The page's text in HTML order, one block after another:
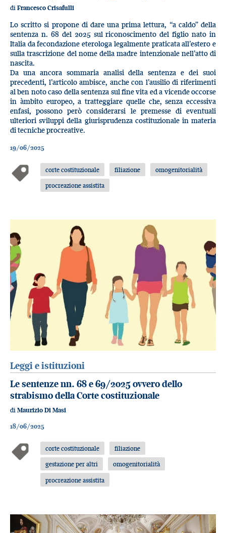
di Francesco Crisafulli
Lo scritto si propone di dare una prima lettura, “a caldo” della
sentenza n. 68 del 2025 sul riconoscimento del figlio nato in
Italia da fecondazione eterologa legalmente praticata all’estero e
sulla trascrizione del nome della madre intenzionale nell’atto di
nascita.
Da una ancora sommaria analisi della sentenza e dei suoi
precedenti, l’articolo ambisce, anche con l’ausilio di riferimenti
al ben noto caso della sentenza sul fine vita ed a vicende occorse
in àmbito europeo, a tratteggiare quelle che, senza eccessiva
enfasi, possono però considerarsi le premesse di eventuali
ulteriori sviluppi della giurisprudenza costituzionale in materia
di tecniche procreative.
19/06/2025
corte costituzionale filiazione
omogenitorialità
procreazione assistita
Leggi e istituzioni
Le sentenze nn. 68 e 69/2025 ovvero dello
strabismo della Corte costituzionale
di Maurizio Di Masi
18/06/2025
corte costituzionale
filiazione
gestazione per altri
omogenitorialità
procreazione assistita